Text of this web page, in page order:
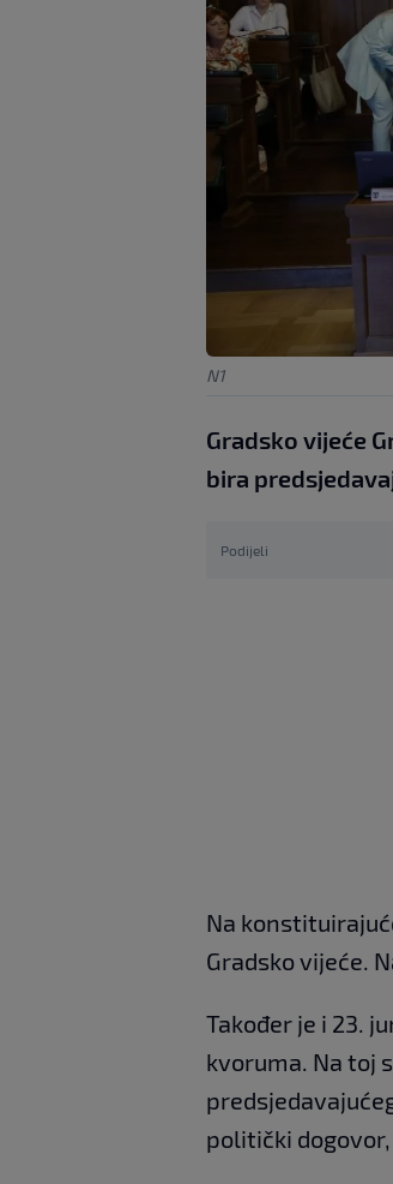
N1
Gradsko vijeće
bira
Podijeli
Na
Gradsko vijeće.
Također je i 23.
kvoruma. Na toj
politički